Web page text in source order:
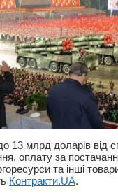
13 млрд доларів від
оплату за
та інші
Контракти.UA.